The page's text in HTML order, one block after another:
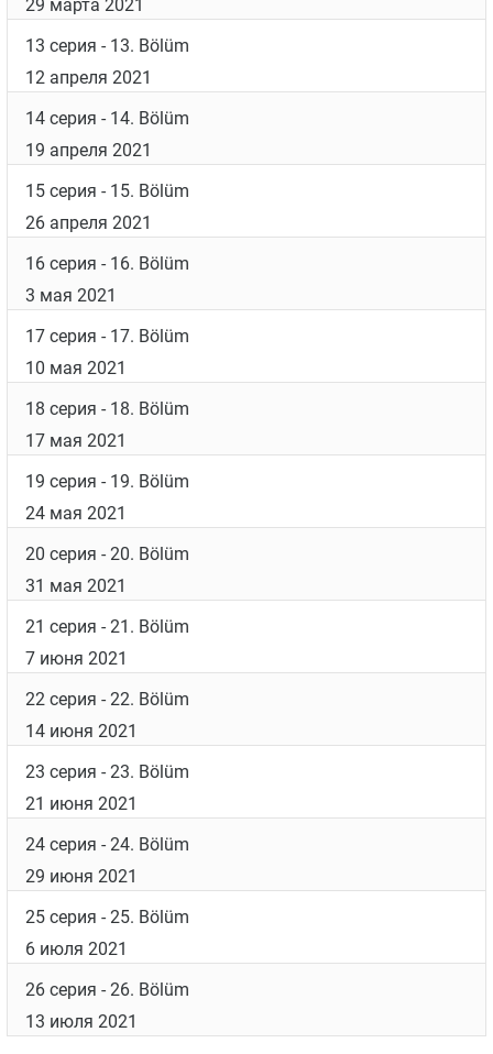
29 марта 2021
13 серия - 13. Bölüm
12 апреля 2021
14 серия - 14. Bölüm
19 апреля 2021
15 серия - 15. Bölüm
26 апреля 2021
16 серия - 16. Bölüm
3 мая 2021
17 серия - 17. Bölüm
10 мая 2021
18 серия - 18. Bölüm
17 мая 2021
19 серия - 19. Bölüm
24 мая 2021
20 серия - 20. Bölüm
31 мая 2021
21 серия - 21. Bölüm
7 июня 2021
22 серия - 22. Bölüm
14 июня 2021
23 серия - 23. Bölüm
21 июня 2021
24 серия - 24. Bölüm
29 июня 2021
25 серия - 25. Bölüm
6 июля 2021
26 серия - 26. Bölüm
13 июля 2021